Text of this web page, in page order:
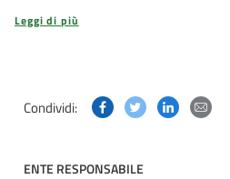
Leggi di più
Condividi: Condividi questa
Condividi
ENTE RESPONSABILE